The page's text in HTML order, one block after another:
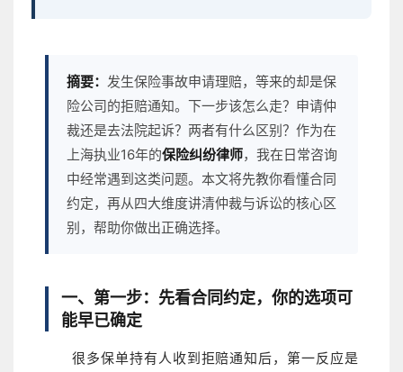
摘要： 发生保险事故申请理赔，等来的却是保
险公司的拒赔通知。下一步该怎么走？申请仲
裁还是去法院起诉？两者有什么区别？作为在
上海执业16年的保险纠纷律师，我在日常咨询
中经常遇到这类问题。本文将先教你看懂合同
约定，再从四大维度讲清仲裁与诉讼的核心区
别，帮助你做出正确选择。
一、第一步：先看合同约定，你的选项可
能早已确定
很多保单持有人收到拒赔通知后，第一反应是